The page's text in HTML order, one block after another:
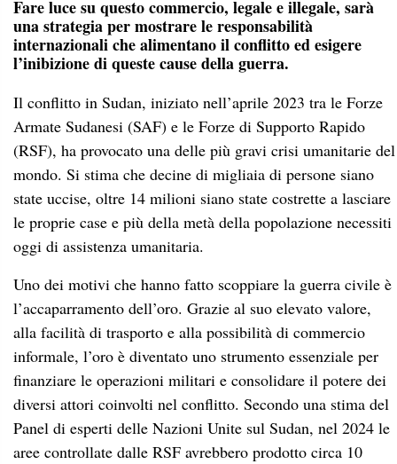
Fare luce su questo commercio, legale e illegale, sarà
una strategia per mostrare le responsabilità
internazionali che alimentano il conflitto ed esigere
l’inibizione di queste cause della guerra.
Il conflitto in Sudan, iniziato nell’aprile 2023 tra le Forze
Armate Sudanesi (SAF) e le Forze di Supporto Rapido
(RSF), ha provocato una delle più gravi crisi umanitarie del
mondo. Si stima che decine di migliaia di persone siano
state uccise, oltre 14 milioni siano state costrette a lasciare
le proprie case e più della metà della popolazione necessiti
oggi di assistenza umanitaria.
Uno dei motivi che hanno fatto scoppiare la guerra civile è
l’accaparramento dell’oro. Grazie al suo elevato valore,
alla facilità di trasporto e alla possibilità di commercio
informale, l’oro è diventato uno strumento essenziale per
finanziare le operazioni militari e consolidare il potere dei
diversi attori coinvolti nel conflitto. Secondo una stima del
Panel di esperti delle Nazioni Unite sul Sudan, nel 2024 le
aree controllate dalle RSF avrebbero prodotto circa 10